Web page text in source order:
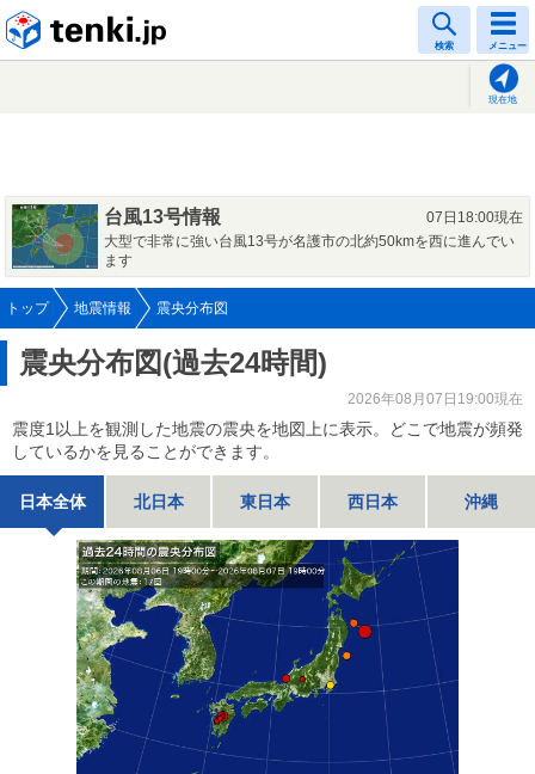
検索 メニュー
現在地
台風13号情報
07日18:00現在
大型で非常に強い台風13号が名護市の北約50kmを西に進んでい
ます
トップ 地震情報 震央分布図
震央分布図(過去24時間)
2026年08月07日19:00現在
震度1以上を観測した地震の震央を地図上に表示。どこで地震が頻発
しているかを見ることができます。
日本全体 北日本 東日本 西日本 沖縄